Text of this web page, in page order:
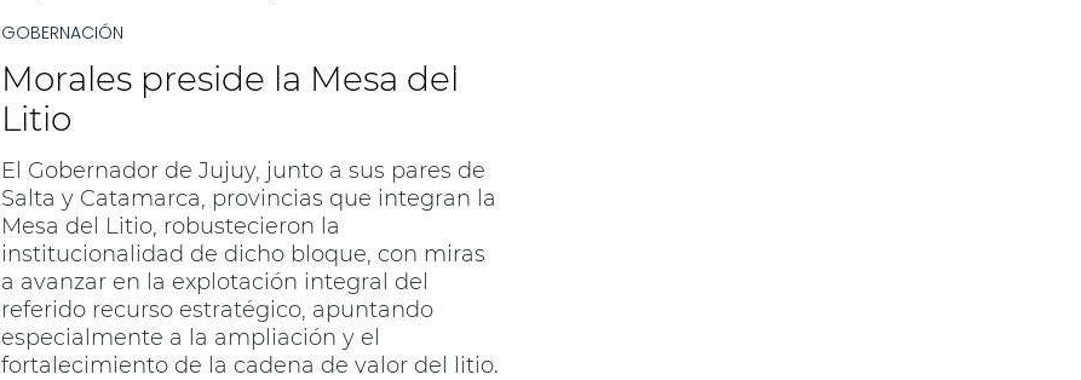
GOBERNACIÓN
Morales preside la Mesa del
Litio
El Gobernador de Jujuy, junto a sus pares de
Salta y Catamarca, provincias que integran la
Mesa del Litio, robustecieron la
institucionalidad de dicho bloque, con miras
a avanzar en la explotación integral del
referido recurso estratégico, apuntando
especialmente a la ampliación y el
fortalecimiento de la cadena de valor del litio.